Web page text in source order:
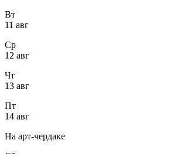
Вт
11 авг
Ср
12 авг
Чт
13 авг
Пт
14 авг
На арт-чердаке